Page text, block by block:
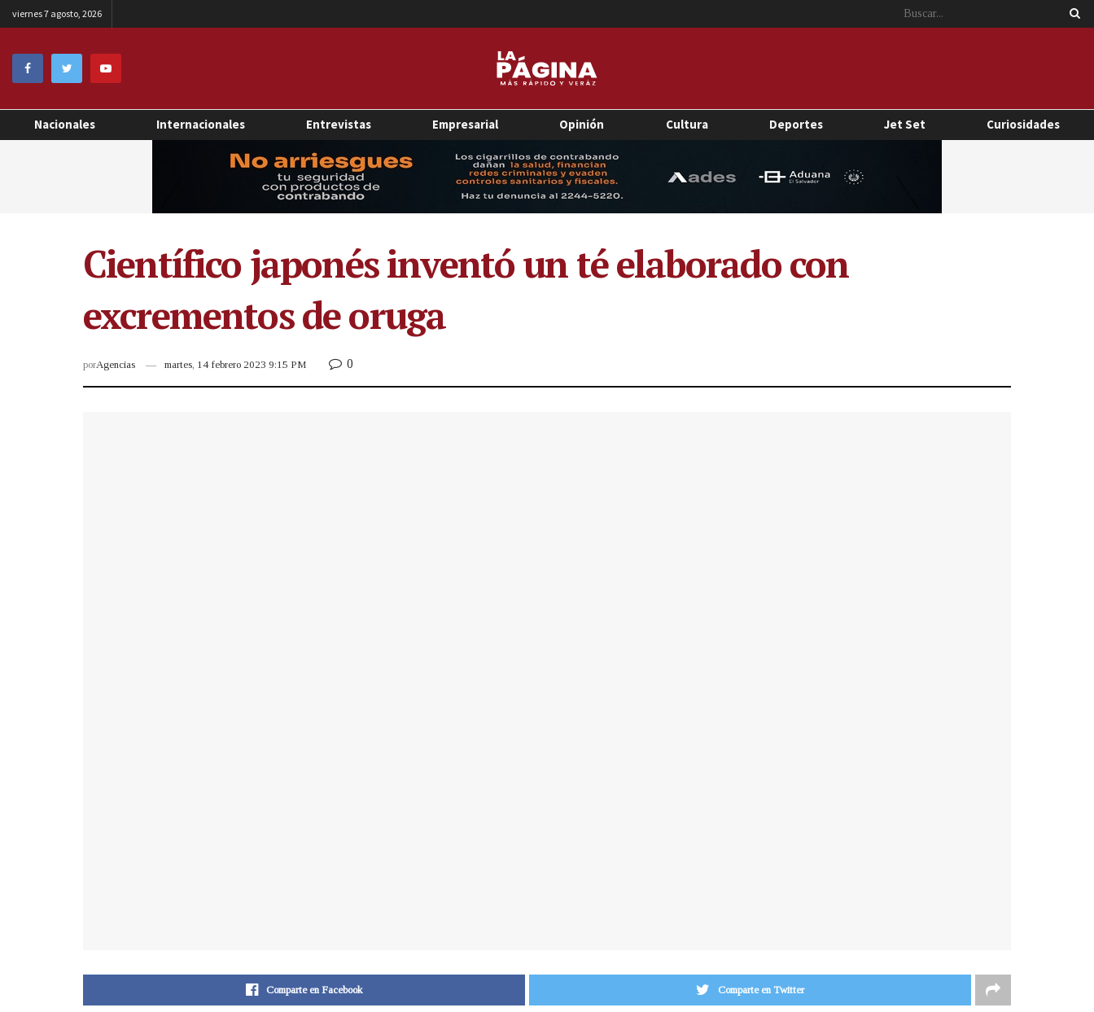
viernes 7 agosto, 2026
Nacionales Internacionales Entrevistas Empresarial Opinión Cultura Deportes Jet Set Curiosidades
Científico japonés inventó un té elaborado con
excrementos de oruga
porAgencias martes, 14 febrero 2023 9:15 PM 0
Comparte en Facebook Comparte en Twitter